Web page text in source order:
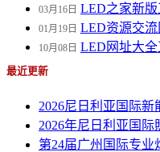
03月16日 LED之家新版
01月19日 LED资源交流
10月08日 LED网址大全
最近更新
2026尼日利亚国际
2026年尼日利亚国际
第24届广州国际专